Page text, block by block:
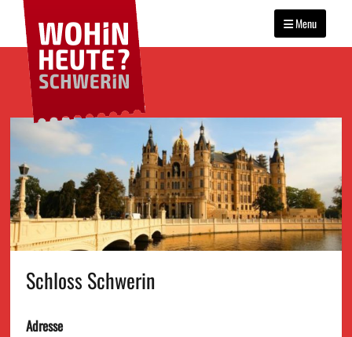
content
WOHIN HEUTE?
SCHWERIN
Das Veranstaltungsportal
für Schwerin
Primary
menu
Menu
Schloss Schwerin
Adresse